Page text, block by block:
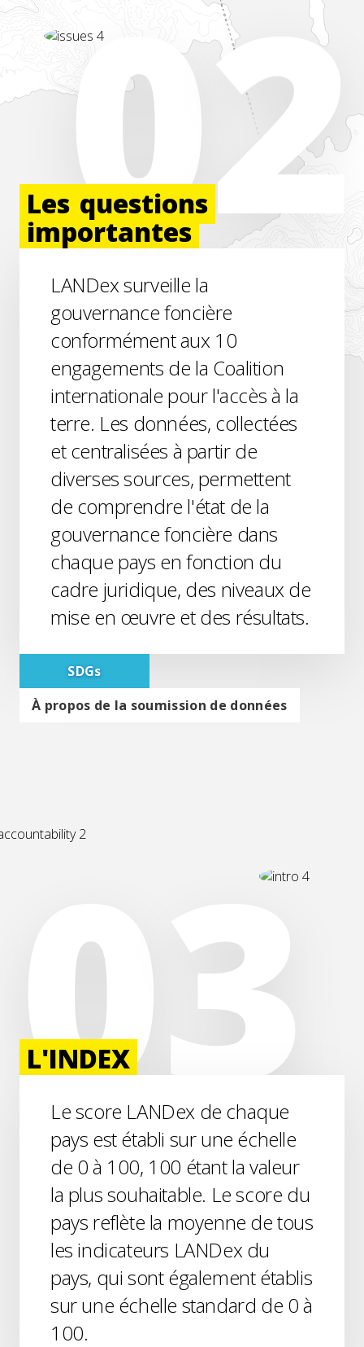
Les questions
importantes
LANDex surveille la
gouvernance foncière
conformément aux 10
engagements de la Coalition
internationale pour l'accès à la
terre. Les données, collectées
et centralisées à partir de
diverses sources, permettent
de comprendre l'état de la
gouvernance foncière dans
chaque pays en fonction du
cadre juridique, des niveaux de
mise en œuvre et des résultats.
SDGs
À propos de la soumission de données
L'INDEX
Le score LANDex de chaque
pays est établi sur une échelle
de 0 à 100, 100 étant la valeur
la plus souhaitable. Le score du
pays reflète la moyenne de tous
les indicateurs LANDex du
pays, qui sont également établis
sur une échelle standard de 0 à
100.